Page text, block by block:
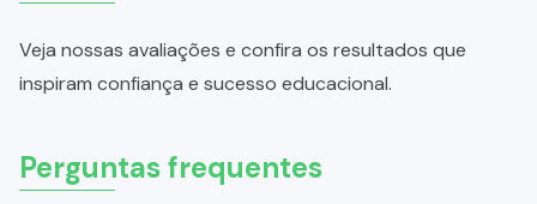
Veja nossas avaliações e confira os resultados que
inspiram confiança e sucesso educacional.
Perguntas frequentes